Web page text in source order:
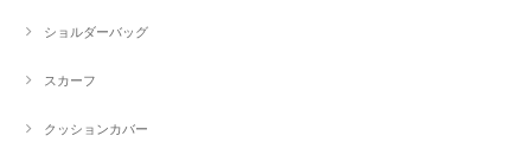
ショルダーバッグ
スカーフ
クッションカバー